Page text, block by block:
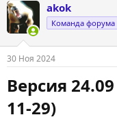
akok
Команда форума
30 Ноя 2024
Версия
11-29)